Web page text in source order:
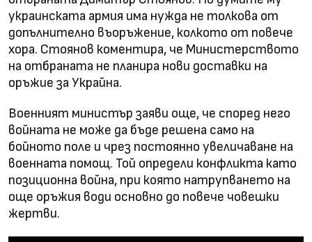
украинската армия има нужда не толкова от
допълнително въоръжение, колкото от повече
хора. Стоянов коментира, че Министерството
на отбраната не планира нови доставки на
оръжие за Украйна.
Военният министър заяви още, че според него
войната не може да бъде решена само на
бойното поле и чрез постоянно увеличаване на
военната помощ. Той определи конфликта като
позиционна война, при която натрупването на
още оръжия води основно до повече човешки
жертви.